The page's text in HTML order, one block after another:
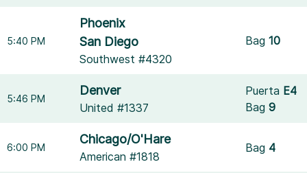
5:40 PM
Phoenix
San Diego
Southwest #4320
Bag10
5:46 PM
Denver
United #1337
Puerta E4
Bag9
6:00 PM
Chicago/O'Hare
American #1818
Bag 4